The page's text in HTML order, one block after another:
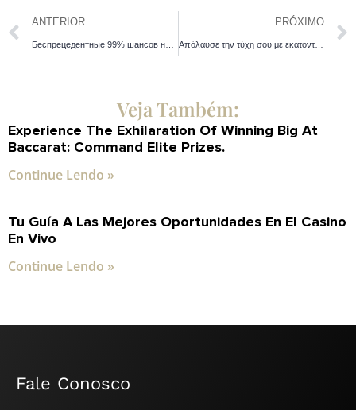
ANTERIOR PRÓXIMO
Απόλαυσε την τύχη σου με εκατοντάδες παρόχους στο vincispin gr, με VIP ανταμοιβές για ατελείωτη δράση
Veja Também:
Experience The Exhilaration Of Winning Big At
Baccarat: Command Elite Prizes.
Continue Lendo »
Tu Guía A Las Mejores Oportunidades En El Casino
En Vivo
Continue Lendo »
Fale Conosco